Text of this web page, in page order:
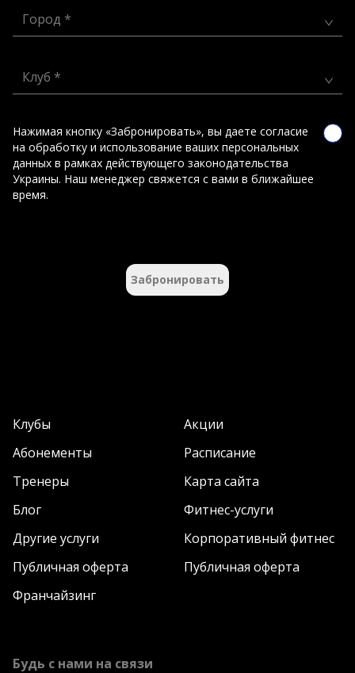
Город *
Клуб *
Нажимая кнопку «Забронировать», вы даете согласие
на обработку и использование ваших персональных
данных в рамках действующего законодательства
Украины. Наш менеджер свяжется с вами в ближайшее
время.
Забронировать
Клубы
Акции
Абонементы
Расписание
Тренеры
Карта сайта
Блог
Фитнес-услуги
Другие услуги
Корпоративный фитнес
Публичная оферта
Публичная оферта
Франчайзинг
Будь с нами на связи